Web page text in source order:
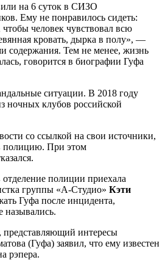
на 6 суток в СИЗО
Ему не понравилось сидеть:
человек чувствовал всю
кровать, дырка в полу», —
содержания. Тем не менее, жизнь
говорится в биографии Гуфа
ситуации. В 2018 году
ночных клубов российской
со ссылкой на свои источники,
полицию. При этом
отделение полиции приехала
группы «А-Студио» Кэти
Гуфа после инцидента,
назывались.
, представляющий интересы
(Гуфа) заявил, что ему известен
рэпера.